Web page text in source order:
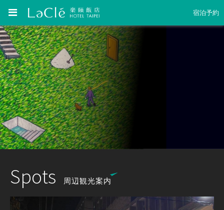
宿泊予約
Spots 周辺観光案内